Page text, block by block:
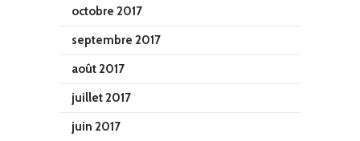
octobre 2017
septembre 2017
août 2017
juillet 2017
juin 2017